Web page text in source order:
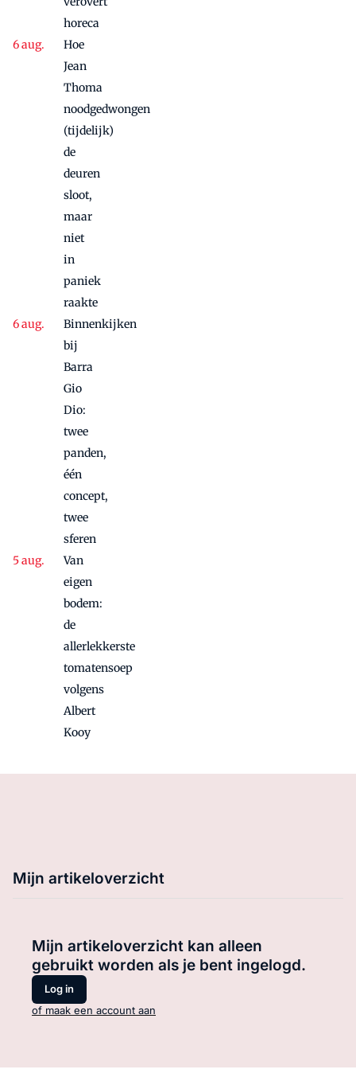
horeca
Hoe
Jean
Thoma
noodgedwongen
(tijdelijk)
de
deuren
sloot,
maar
niet
in
paniek
raakte
Binnenkijken
bij
Barra
Gio
Dio:
twee
panden,
één
concept,
twee
sferen
Van
eigen
bodem:
de
allerlekkerste
tomatensoep
volgens
Albert
Kooy
Mijn artikeloverzicht
Mijn artikeloverzicht kan alleen
gebruikt worden als je bent ingelogd.
Log in
of maak een account aan